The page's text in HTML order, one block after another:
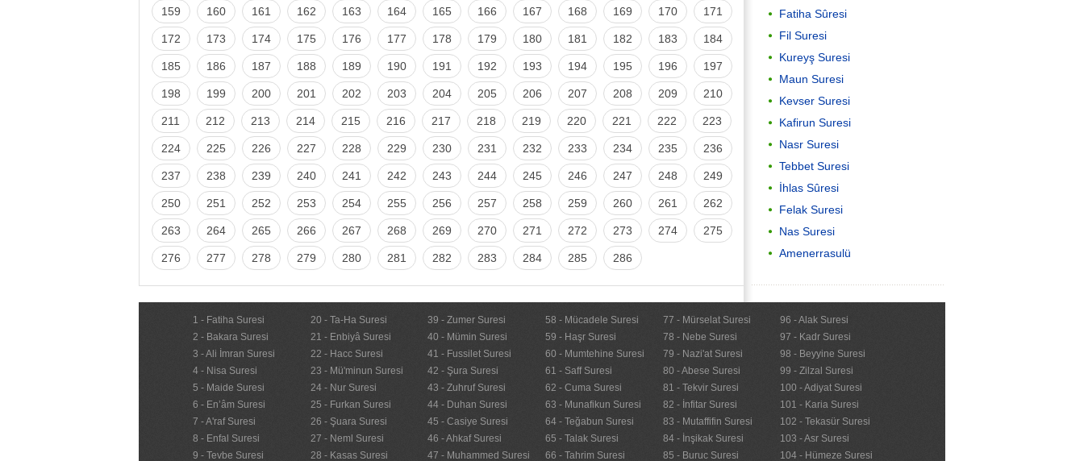
159 160 161 162 163 164 165 166 167 168 169 170 171
172 173 174 175 176 177 178 179 180 181 182 183 184
185 186 187 188 189 190 191 192 193 194 195 196 197
198 199 200 201 202 203 204 205 206 207 208 209 210
211 212 213 214 215 216 217 218 219 220 221 222 223
224 225 226 227 228 229 230 231 232 233 234 235 236
237 238 239 240 241 242 243 244 245 246 247 248 249
250 251 252 253 254 255 256 257 258 259 260 261 262
263 264 265 266 267 268 269 270 271 272 273 274 275
276 277 278 279 280 281 282 283 284 285 286
Fatiha Sûresi
Fil Suresi
Kureyş Suresi
Maun Suresi
Kevser Suresi
Kafirun Suresi
Nasr Suresi
Tebbet Suresi
İhlas Sûresi
Felak Suresi
Nas Suresi
Amenerrasulü
1 - Fatiha Suresi
2 - Bakara Suresi
3 - Ali İmran Suresi
4 - Nisa Suresi
5 - Maide Suresi
6 - En’âm Suresi
7 - A'raf Suresi
8 - Enfal Suresi
9 - Tevbe Suresi
20 - Ta-Ha Suresi
21 - Enbiyâ Suresi
22 - Hacc Suresi
23 - Mü'minun Suresi
24 - Nur Suresi
25 - Furkan Suresi
26 - Şuara Suresi
27 - Neml Suresi
28 - Kasas Suresi
39 - Zumer Suresi
40 - Mümin Suresi
41 - Fussilet Suresi
42 - Şura Suresi
43 - Zuhruf Suresi
44 - Duhan Suresi
45 - Casiye Suresi
46 - Ahkaf Suresi
47 - Muhammed Suresi
58 - Mücadele Suresi
59 - Haşr Suresi
60 - Mumtehine Suresi
61 - Saff Suresi
62 - Cuma Suresi
63 - Munafikun Suresi
64 - Teğabun Suresi
65 - Talak Suresi
66 - Tahrim Suresi
77 - Mürselat Suresi
78 - Nebe Suresi
79 - Nazi'at Suresi
80 - Abese Suresi
81 - Tekvir Suresi
82 - İnfitar Suresi
83 - Mutaffifin Suresi
84 - İnşikak Suresi
85 - Buruc Suresi
96 - Alak Suresi
97 - Kadr Suresi
98 - Beyyine Suresi
99 - Zilzal Suresi
100 - Adiyat Suresi
101 - Karia Suresi
102 - Tekasür Suresi
103 - Asr Suresi
104 - Hümeze Suresi